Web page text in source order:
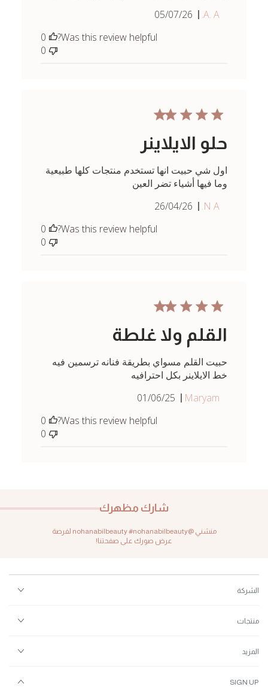
A. A.
Published05/07/26
Was this review helpful?
0
0
حلو الايلاينر
اول شي حبيت انها تستخدم منتجات كلها طبيعية
وما فيها أشياء تضر العين
N A.
Published26/04/26
Was this review helpful?
0
0
القلم ولا غلطة
حبيت القلم مسواي بطريقة فنانه ترسمين فيه
خط الايلاينر بكل احترافيه
Maryam
Published01/06/25
Was this review helpful?
0
0
شارك مظهرك
منشني @nohanabilbeauty #nohanabilbeauty لفرصة
عرض صورك على صفحتنا!
الشركة
منتجات
المزيد
SIGN UP